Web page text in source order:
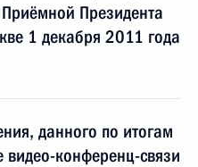
Президента
1 декабря 2011 года
данного по итогам
конференц-связи